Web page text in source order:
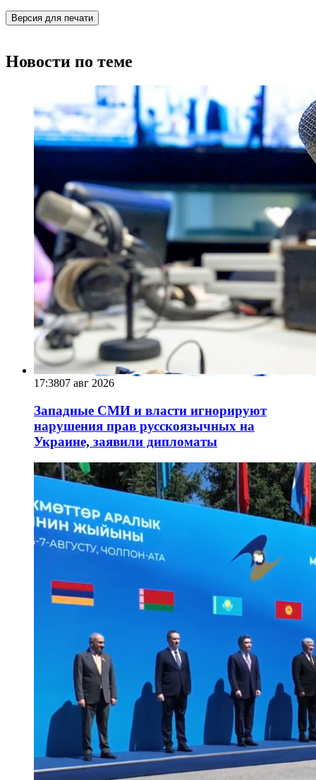
Версия для печати
Новости по теме
17:3807 авг 2026
Западные СМИ и власти игнорируют
нарушения прав русскоязычных на
Украине, заявили дипломаты